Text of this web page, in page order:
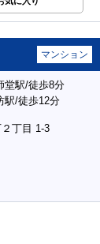
マンション
堂駅/徒歩8分
駅/徒歩12分
丁目 1-3